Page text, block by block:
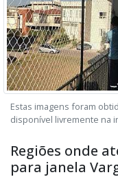
Estas imagens foram
disponível livremente na
Regiões onde
para janela